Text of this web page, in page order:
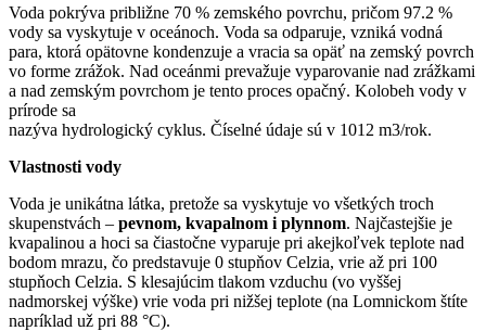
Voda pokrýva približne 70 % zemského povrchu, pričom 97.2 %
vody sa vyskytuje v oceánoch. Voda sa odparuje, vzniká vodná
para, ktorá opätovne kondenzuje a vracia sa opäť na zemský povrch
vo forme zrážok. Nad oceánmi prevažuje vyparovanie nad zrážkami
a nad zemským povrchom je tento proces opačný. Kolobeh vody v
prírode sa
nazýva hydrologický cyklus. Číselné údaje sú v 1012 m3/rok.
Vlastnosti vody
Voda je unikátna látka, pretože sa vyskytuje vo všetkých troch
skupenstvách – pevnom, kvapalnom i plynnom. Najčastejšie je
kvapalinou a hoci sa čiastočne vyparuje pri akejkoľvek teplote nad
bodom mrazu, čo predstavuje 0 stupňov Celzia, vrie až pri 100
stupňoch Celzia. S klesajúcim tlakom vzduchu (vo vyššej
nadmorskej výške) vrie voda pri nižšej teplote (na Lomnickom štíte
napríklad už pri 88 °C).